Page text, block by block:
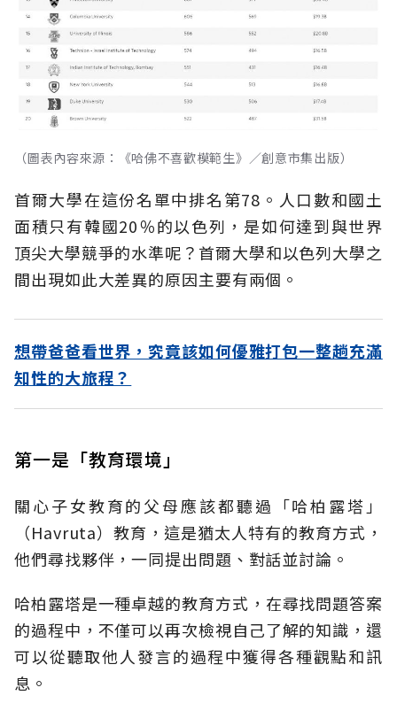
（圖表內容來源：《哈佛不喜歡模範生》／創意市集出版）
首爾大學在這份名單中排名第78。人口數和國土
面積只有韓國20％的以色列，是如何達到與世界
頂尖大學競爭的水準呢？首爾大學和以色列大學之
間出現如此大差異的原因主要有兩個。
想帶爸爸看世界，究竟該如何優雅打包一整趟充滿
知性的大旅程？
第一是「教育環境」
關心子女教育的父母應該都聽過「哈柏露塔」
（Havruta）教育，這是猶太人特有的教育方式，
他們尋找夥伴，一同提出問題、對話並討論。
哈柏露塔是一種卓越的教育方式，在尋找問題答案
的過程中，不僅可以再次檢視自己了解的知識，還
可以從聽取他人發言的過程中獲得各種觀點和訊
息。